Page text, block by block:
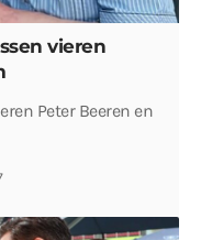
vieren
Peter Beeren en